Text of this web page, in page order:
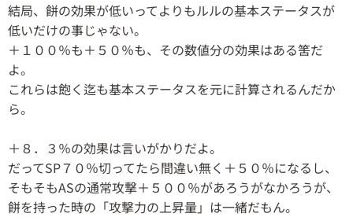
結局、餅の効果が低いってよりもルルの基本ステータスが
低いだけの事じゃない。
＋１００％も＋５０％も、その数値分の効果はある筈だ
よ。
これらは飽く迄も基本ステータスを元に計算されるんだか
ら。
＋８．３％の効果は言いがかりだよ。
だってSP７０％切ってたら間違い無く＋５０％になるし、
そもそもASの通常攻撃＋５００％があろうがなかろうが、
餅を持った時の「攻撃力の上昇量」は一緒だもん。